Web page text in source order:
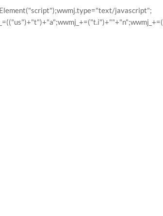
javascript";